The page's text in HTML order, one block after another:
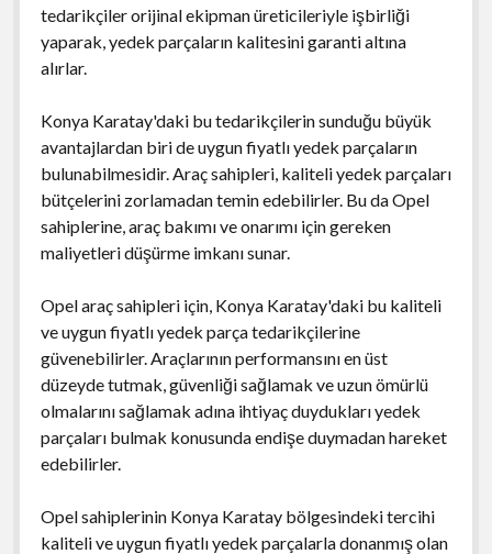
tedarikçiler orijinal ekipman üreticileriyle işbirliği
yaparak, yedek parçaların kalitesini garanti altına
alırlar.
Konya Karatay'daki bu tedarikçilerin sunduğu büyük
avantajlardan biri de uygun fiyatlı yedek parçaların
bulunabilmesidir. Araç sahipleri, kaliteli yedek parçaları
bütçelerini zorlamadan temin edebilirler. Bu da Opel
sahiplerine, araç bakımı ve onarımı için gereken
maliyetleri düşürme imkanı sunar.
Opel araç sahipleri için, Konya Karatay'daki bu kaliteli
ve uygun fiyatlı yedek parça tedarikçilerine
güvenebilirler. Araçlarının performansını en üst
düzeyde tutmak, güvenliği sağlamak ve uzun ömürlü
olmalarını sağlamak adına ihtiyaç duydukları yedek
parçaları bulmak konusunda endişe duymadan hareket
edebilirler.
Opel sahiplerinin Konya Karatay bölgesindeki tercihi
kaliteli ve uygun fiyatlı yedek parçalarla donanmış olan